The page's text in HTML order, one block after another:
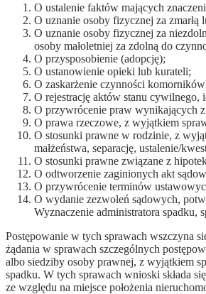
O ustalenie faktów mających
O uznanie osoby fizycznej za zmarłą
O uznanie osoby fizycznej za
osoby małoletniej za zdolną do
O przysposobienie (adopcję);
O ustanowienie opieki lub kurateli;
O zaskarżenie czynności
O rejestrację aktów stanu cywilnego,
O przywrócenie praw wynikających
O prawa rzeczowe, z wyjątkiem
O stosunki prawne w rodzinie, z
małżeństwa, separację, ustalenie/
O stosunki prawne związane z
O odtworzenie zaginionych akt
O przywrócenie terminów
O wydanie zezwoleń sądowych,
Wyznaczenie administratora spadku,
Postępowanie w tych sprawach wszczyna
żądania w sprawach szczególnych
albo siedziby osoby prawnej, z wyjątkiem
spadku. W tych sprawach wnioski składa
ze względu na miejsce położenia